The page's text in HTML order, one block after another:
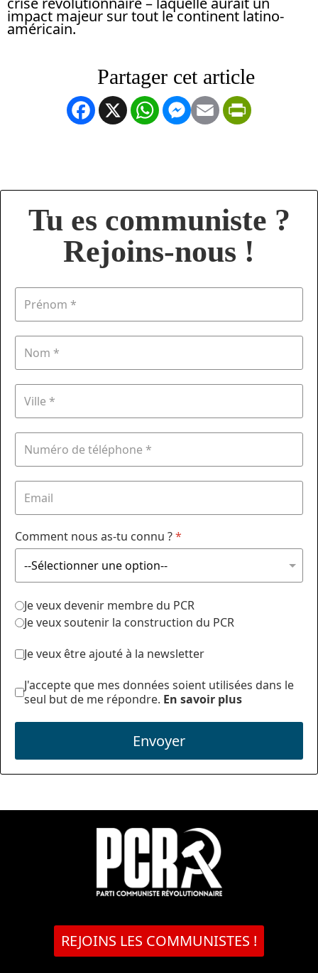
impact majeur sur tout le continent latino-
américain.
Facebook
X WhatsApp
Messenger
Email
Tu es communiste ?
Rejoins-nous !
Comment nous as-tu connu ?*
Je veux devenir membre du PCR
Je veux soutenir la construction du PCR
Je veux être ajouté à la newsletter
J'accepte que mes données soient utilisées dans le
seul but de me répondre. En savoir plus
Envoyer
REJOINS LES COMMUNISTES !